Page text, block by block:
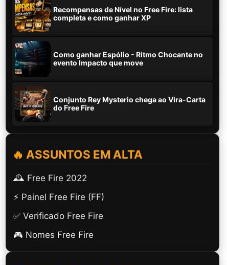
Recompensas de Nível no Free Fire: lista
completa e como ganhar XP
Como ganhar Espólio - Ritmo Chocante no
evento Impacto que move
Conjunto Rey Mysterio chega ao Vira-Carta
do Free Fire
🔥 ASSUNTOS EM ALTA
🕰️ Free Fire 2022
⚡ Painel Free Fire (FF)
✅ Verificado Free Fire
🎮 Nomes Free Fire